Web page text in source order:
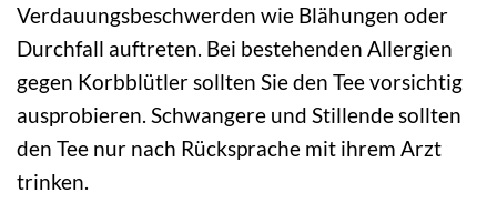
Verdauungsbeschwerden wie Blähungen oder
Durchfall auftreten. Bei bestehenden Allergien
gegen Korbblütler sollten Sie den Tee vorsichtig
ausprobieren. Schwangere und Stillende sollten
den Tee nur nach Rücksprache mit ihrem Arzt
trinken.